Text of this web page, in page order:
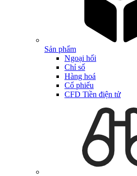
Sản phẩm
Ngoại hối
Chỉ số
Hàng hoá
Cổ phiếu
CFD Tiền điện tử